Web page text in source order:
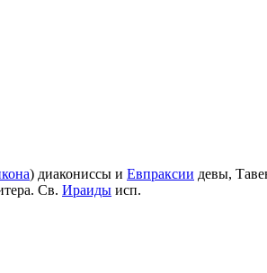
) диакониссы и Евпраксии девы,
Св. Ираиды исп.